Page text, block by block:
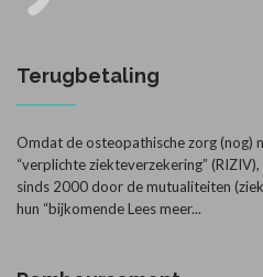
Terugbetaling
Omdat de osteopathische zorg (nog)
“verplichte ziekteverzekering”
sinds 2000 door de mutualiteiten
hun “bijkomendeLees meer...